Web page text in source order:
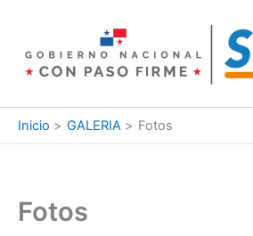
contenido
Inicio GALERIA Fotos
Fotos